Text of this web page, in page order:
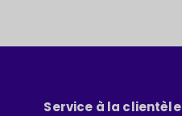
Service à la clientèle